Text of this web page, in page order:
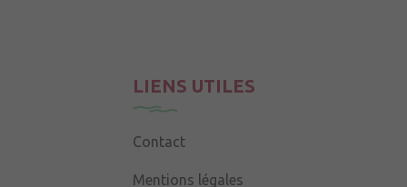
LIENS UTILES
Contact
Mentions légales